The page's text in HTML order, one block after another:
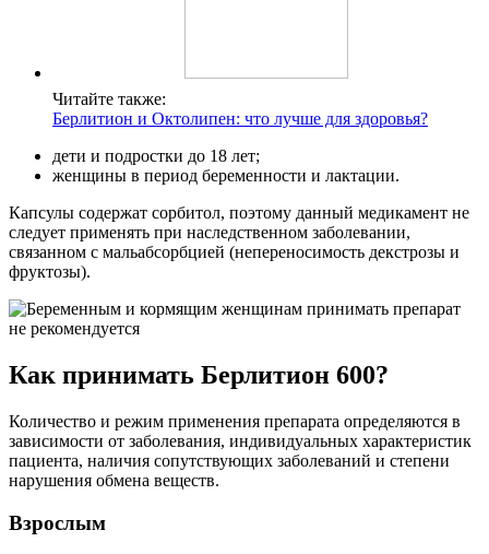
Читайте также:
Берлитион и Октолипен: что лучше для здоровья?
дети и подростки до 18 лет;
женщины в период беременности и лактации.
Капсулы содержат сорбитол, поэтому данный медикамент не
следует применять при наследственном заболевании,
связанном с мальабсорбцией (непереносимость декстрозы и
фруктозы).
Как принимать Берлитион 600?
Количество и режим применения препарата определяются в
зависимости от заболевания, индивидуальных характеристик
пациента, наличия сопутствующих заболеваний и степени
нарушения обмена веществ.
Взрослым